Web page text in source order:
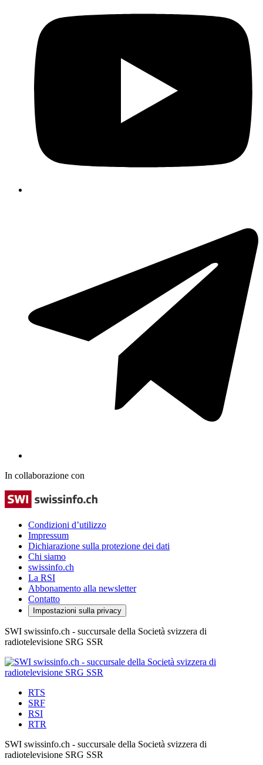
In collaborazione con
Condizioni d’utilizzo
Impressum
Dichiarazione sulla protezione dei dati
Chi siamo
swissinfo.ch
La RSI
Abbonamento alla newsletter
Contatto
Impostazioni sulla privacy
SWI swissinfo.ch - succursale della Società svizzera di
radiotelevisione SRG SSR
RTS
SRF
RSI
RTR
SWI swissinfo.ch - succursale della Società svizzera di
radiotelevisione SRG SSR